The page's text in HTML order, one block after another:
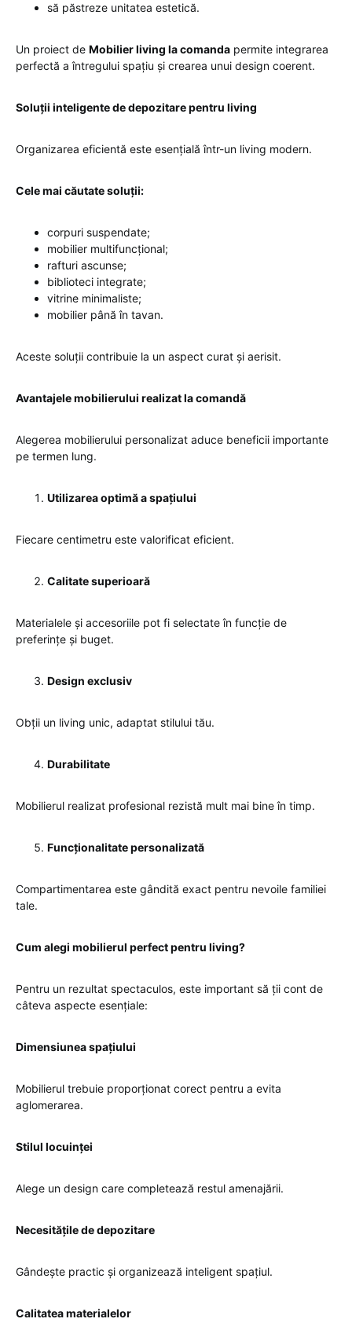
să păstreze unitatea estetică.
Un proiect de Mobilier living la comanda permite integrarea
perfectă a întregului spațiu și crearea unui design coerent.
Soluții inteligente de depozitare pentru living
Organizarea eficientă este esențială într-un living modern.
Cele mai căutate soluții:
corpuri suspendate;
mobilier multifuncțional;
rafturi ascunse;
biblioteci integrate;
vitrine minimaliste;
mobilier până în tavan.
Aceste soluții contribuie la un aspect curat și aerisit.
Avantajele mobilierului realizat la comandă
Alegerea mobilierului personalizat aduce beneficii importante
pe termen lung.
Utilizarea optimă a spațiului
Fiecare centimetru este valorificat eficient.
Calitate superioară
Materialele și accesoriile pot fi selectate în funcție de
preferințe și buget.
Design exclusiv
Obții un living unic, adaptat stilului tău.
Durabilitate
Mobilierul realizat profesional rezistă mult mai bine în timp.
Funcționalitate personalizată
Compartimentarea este gândită exact pentru nevoile familiei
tale.
Cum alegi mobilierul perfect pentru living?
Pentru un rezultat spectaculos, este important să ții cont de
câteva aspecte esențiale:
Dimensiunea spațiului
Mobilierul trebuie proporționat corect pentru a evita
aglomerarea.
Stilul locuinței
Alege un design care completează restul amenajării.
Necesitățile de depozitare
Gândește practic și organizează inteligent spațiul.
Calitatea materialelor